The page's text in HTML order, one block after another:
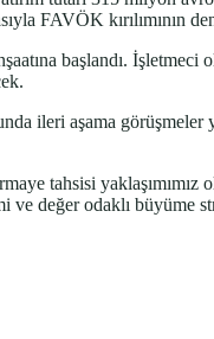
FAVÖK kırılımının
başlandı.
ileri aşama
tahsisi yaklaşımımız
değer odaklı büyüme